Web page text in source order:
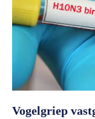
Vogelgriep